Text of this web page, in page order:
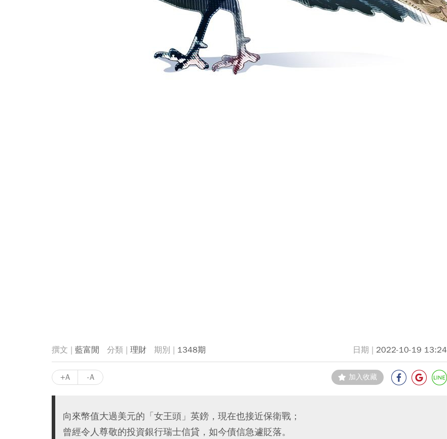
藍富閒 理財 1348期 2022-10-19 13:24
+A -A 加入收藏
向來幣值大過美元的「女王頭」英鎊，現在也接近保衛戰；
曾經令人尊敬的投資銀行瑞士信貸，如今債信急遽貶落。